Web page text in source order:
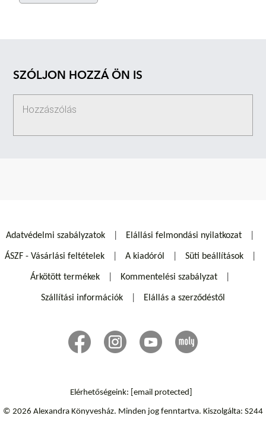
SZÓLJON HOZZÁ ÖN IS
Adatvédelmi szabályzatok Elállási felmondási nyilatkozat
ÁSZF - Vásárlási feltételek A kiadóról Süti beállítások
Árkötött termékek Kommentelési szabályzat
Szállítási információk Elállás a szerződéstől
Elérhetőségeink: [email protected]
© 2026 Alexandra Könyvesház. Minden jog fenntartva. Kiszolgálta: S244